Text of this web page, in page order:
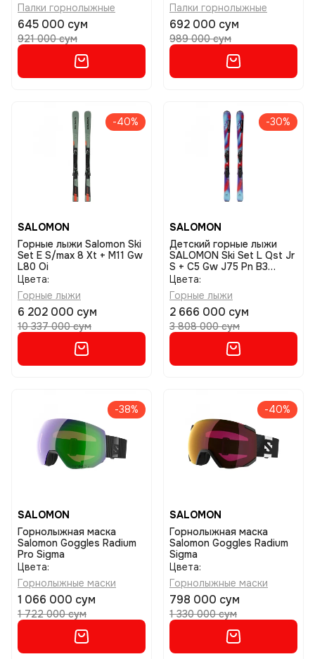
Палки горнолыжные
645 000 сум
921 000 сум
Палки горнолыжные
692 000 сум
989 000 сум
-40%
SALOMON
Горные лыжи Salomon Ski
Set E S/max 8 Xt + M11 Gw
L80 Oi
Цвета:
Горные лыжи
6 202 000 сум
10 337 000 сум
-30%
SALOMON
Детский горные лыжи
SALOMON Ski Set L Qst Jr
S + C5 Gw J75 Pn B3
размер 120
Цвета:
Горные лыжи
2 666 000 сум
3 808 000 сум
-38%
SALOMON
Горнолыжная маска
Salomon Goggles Radium
Pro Sigma
Цвета:
Горнолыжные маски
1 066 000 сум
1 722 000 сум
-40%
SALOMON
Горнолыжная маска
Salomon Goggles Radium
Sigma
Цвета:
Горнолыжные маски
798 000 сум
1 330 000 сум